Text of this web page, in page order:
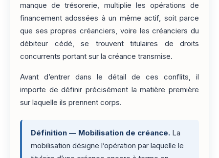
manque de trésorerie, multiplie les opérations de
financement adossées à un même actif, soit parce
que ses propres créanciers, voire les créanciers du
débiteur cédé, se trouvent titulaires de droits
concurrents portant sur la créance transmise.
Avant d’entrer dans le détail de ces conflits, il
importe de définir précisément la matière première
sur laquelle ils prennent corps.
Définition — Mobilisation de créance. La
mobilisation désigne l’opération par laquelle le